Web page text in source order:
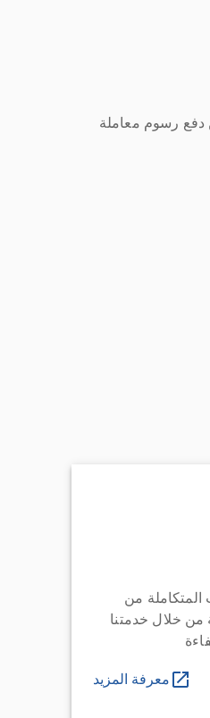
دفع رسوم معاملة
من
من خلال خدمتنا
معرفة المزيد